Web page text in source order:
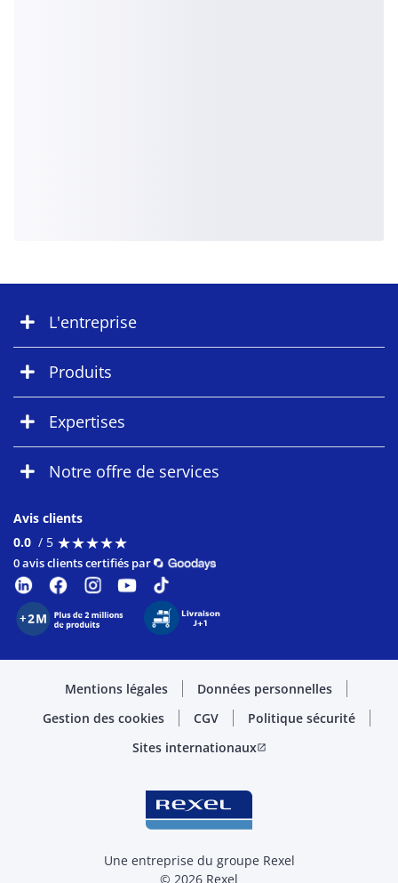
L'entreprise
Produits
Expertises
Notre offre de services
Avis clients
0.0 / 5 ★★★★★
★★★★★
0 avis clients certifiés par
Mentions légales
Données personnelles
Gestion des cookies
CGV
Politique sécurité
Sites internationauxopen_in_new
Une entreprise du groupe Rexel
© 2026 Rexel